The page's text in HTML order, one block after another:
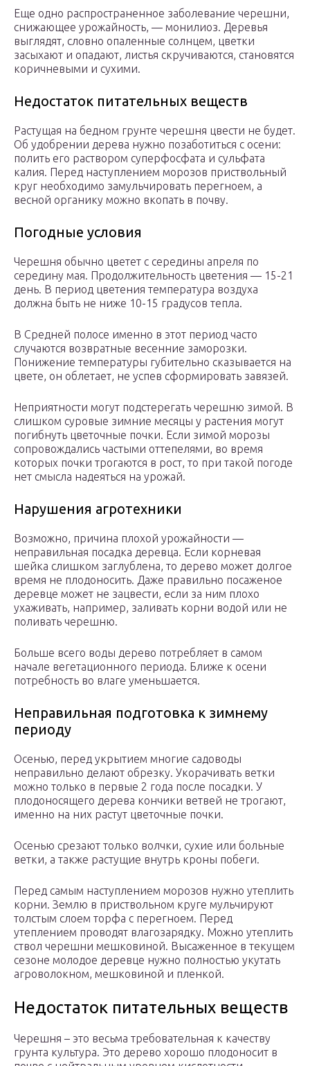
Еще одно распространенное заболевание черешни,
снижающее урожайность, — монилиоз. Деревья
выглядят, словно опаленные солнцем, цветки
засыхают и опадают, листья скручиваются, становятся
коричневыми и сухими.
Недостаток питательных веществ
Растущая на бедном грунте черешня цвести не будет.
Об удобрении дерева нужно позаботиться с осени:
полить его раствором суперфосфата и сульфата
калия. Перед наступлением морозов приствольный
круг необходимо замульчировать перегноем, а
весной органику можно вкопать в почву.
Погодные условия
Черешня обычно цветет с середины апреля по
середину мая. Продолжительность цветения — 15-21
день. В период цветения температура воздуха
должна быть не ниже 10-15 градусов тепла.
В Средней полосе именно в этот период часто
случаются возвратные весенние заморозки.
Понижение температуры губительно сказывается на
цвете, он облетает, не успев сформировать завязей.
Неприятности могут подстерегать черешню зимой. В
слишком суровые зимние месяцы у растения могут
погибнуть цветочные почки. Если зимой морозы
сопровождались частыми оттепелями, во время
которых почки трогаются в рост, то при такой погоде
нет смысла надеяться на урожай.
Нарушения агротехники
Возможно, причина плохой урожайности —
неправильная посадка деревца. Если корневая
шейка слишком заглублена, то дерево может долгое
время не плодоносить. Даже правильно посаженое
деревце может не зацвести, если за ним плохо
ухаживать, например, заливать корни водой или не
поливать черешню.
Больше всего воды дерево потребляет в самом
начале вегетационного периода. Ближе к осени
потребность во влаге уменьшается.
Неправильная подготовка к зимнему
периоду
Осенью, перед укрытием многие садоводы
неправильно делают обрезку. Укорачивать ветки
можно только в первые 2 года после посадки. У
плодоносящего дерева кончики ветвей не трогают,
именно на них растут цветочные почки.
Осенью срезают только волчки, сухие или больные
ветки, а также растущие внутрь кроны побеги.
Перед самым наступлением морозов нужно утеплить
корни. Землю в приствольном круге мульчируют
толстым слоем торфа с перегноем. Перед
утеплением проводят влагозарядку. Можно утеплить
ствол черешни мешковиной. Высаженное в текущем
сезоне молодое деревце нужно полностью укутать
агроволокном, мешковиной и пленкой.
Недостаток питательных веществ
Черешня – это весьма требовательная к качеству
грунта культура. Это дерево хорошо плодоносит в